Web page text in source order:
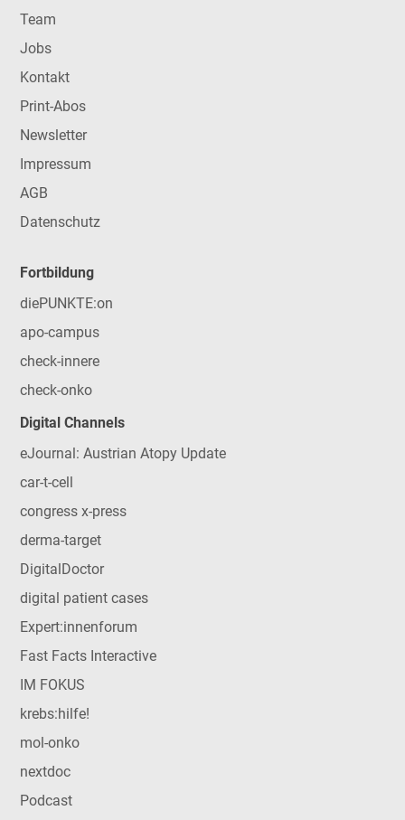
Team
Jobs
Kontakt
Print-Abos
Newsletter
Impressum
AGB
Datenschutz
Fortbildung
diePUNKTE:on
apo-campus
check-innere
check-onko
Digital Channels
eJournal: Austrian Atopy Update
car-t-cell
congress x-press
derma-target
DigitalDoctor
digital patient cases
Expert:innenforum
Fast Facts Interactive
IM FOKUS
krebs:hilfe!
mol-onko
nextdoc
Podcast